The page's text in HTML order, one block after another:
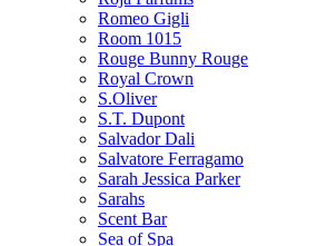
Romeo Gigli
Room 1015
Rouge Bunny Rouge
Royal Crown
S.Oliver
S.T. Dupont
Salvador Dali
Salvatore Ferragamo
Sarah Jessica Parker
Sarahs
Scent Bar
Sea of Spa